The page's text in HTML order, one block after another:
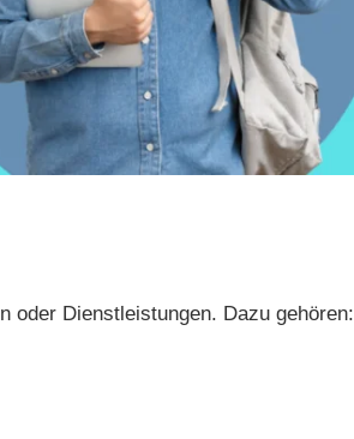
oder Dienstleistungen. Dazu gehören: